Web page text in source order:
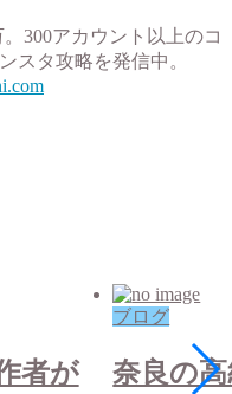
300アカウント以上のコ
スタ攻略を発信中。
者が
ブログ
奈良の